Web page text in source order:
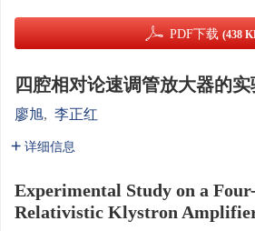
PDF下载 (438
四腔相对论速调管放大器的
廖旭, 李正红
详细信息
Experimental Study on a
Relativistic Klystron